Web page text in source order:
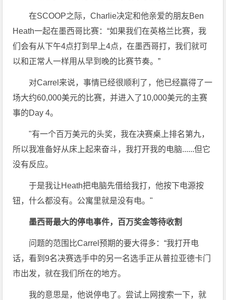
在SCOOP之际，Charlie决定和他亲爱的朋友Ben
Heath一起在墨西哥比赛：“如果我们在英格兰比赛，我
们会有从下午4点打到早上4点，在墨西哥打，我们就可
以和正常人一样用从早到晚的比赛节奏。”
对Carrel来说，事情已经很顺利了，他已经赢得了一
场大约60,000美元的比赛，并进入了10,000美元的主赛
事的Day 4。
"有一个百万美元的头奖，我在决赛桌上排名第九，
所以我准备好从床上起来奋斗，我打开我的电脑......但它
没有反应。
于是我让Heath把电脑先借给我打，他按下电源按
钮，什么都没有。公寓里就是没有电。"
墨西哥最大的停电事件，百万奖金等待收割
问题的范围比Carrel预期的要大得多：“我打开电
话，看到9名决赛选手中的另一名选手正从普拉亚德卡门
市出发，就在我们所在的地方。
我的意思是，他说停电了。尝试上网搜索一下，就